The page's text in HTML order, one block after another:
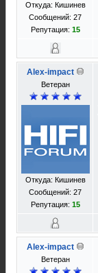
Откуда: Кишинев
Сообщений: 27
Репутация: 15
Alex-impact
Ветеран
Откуда: Кишинев
Сообщений: 27
Репутация: 15
Alex-impact
Ветеран